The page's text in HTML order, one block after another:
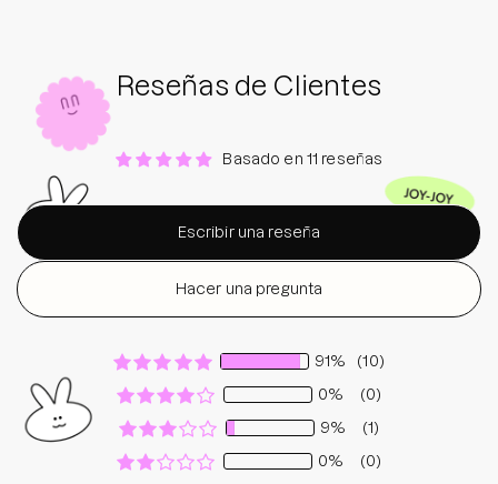
Reseñas de Clientes
Basado en 11 reseñas
Escribir una reseña
Hacer una pregunta
91%
(10)
0%
(0)
9%
(1)
0%
(0)